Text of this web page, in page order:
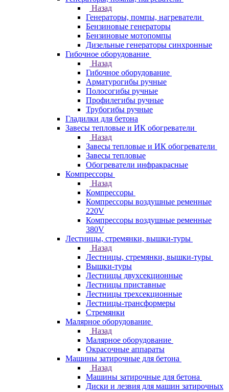
Назад
Генераторы, помпы, нагреватели
Бензиновые генераторы
Бензиновые мотопомпы
Дизельные генераторы синхронные
Гибочное оборудование
Назад
Гибочное оборудование
Арматурогибы ручные
Полосогибы ручные
Профилегибы ручные
Трубогибы ручные
Гладилки для бетона
Завесы тепловые и ИК обогреватели
Назад
Завесы тепловые и ИК обогреватели
Завесы тепловые
Обогреватели инфракрасные
Компрессоры
Назад
Компрессоры
Компрессоры воздушные ременные
220V
Компрессоры воздушные ременные
380V
Лестницы, стремянки, вышки-туры
Назад
Лестницы, стремянки, вышки-туры
Вышки-туры
Лестницы двухсекционные
Лестницы приставные
Лестницы трехсекционные
Лестницы-трансформеры
Стремянки
Малярное оборудование
Назад
Малярное оборудование
Окрасочные аппараты
Машины затирочные для бетона
Назад
Машины затирочные для бетона
Диски и лезвия для машин затирочных